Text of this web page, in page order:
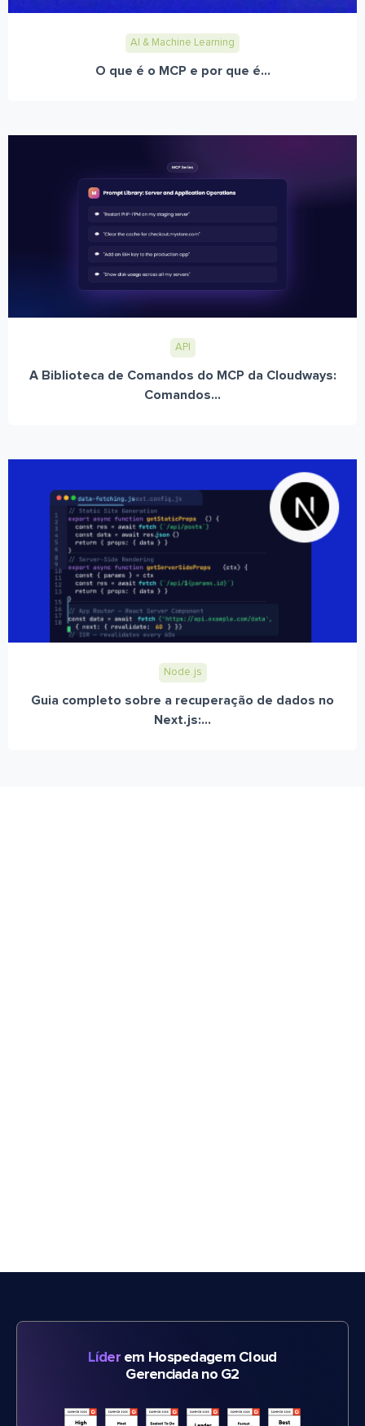
AI & Machine Learning
O que é o MCP e por que é...
API
A Biblioteca de Comandos do MCP da Cloudways:
Comandos...
Node.js
Guia completo sobre a recuperação de dados no
Next.js:...
Líderem Hospedagem Cloud
Gerenciada no G2